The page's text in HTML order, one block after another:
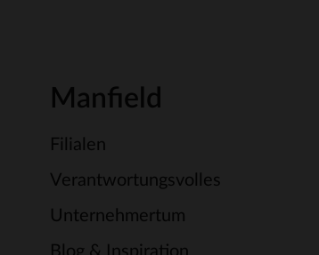
Manfield
Filialen
Verantwortungsvolles
Unternehmertum